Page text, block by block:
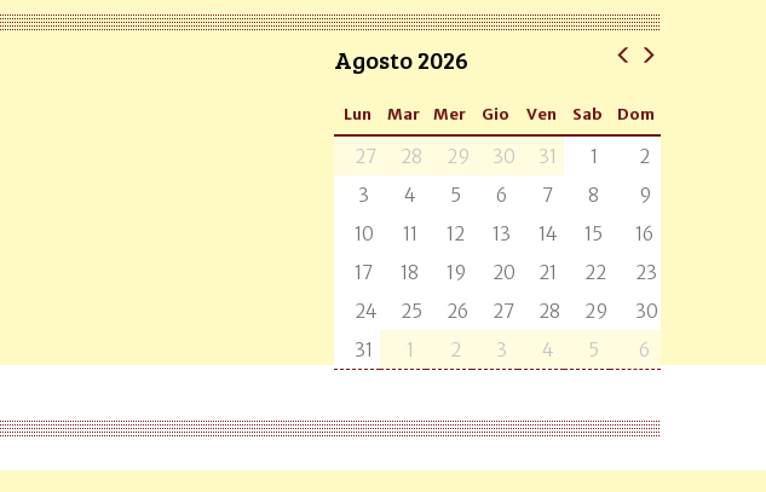
Agosto 2026
Lun Mar Mer Gio Ven Sab Dom
27 28 29 30 31 1
2
3
4 5 6 7 8
9
10
11 12 13 14 15
16
17
18 19 20 21 22
23
24
25 26 27 28 29
30
31
1 2 3 4 5 6